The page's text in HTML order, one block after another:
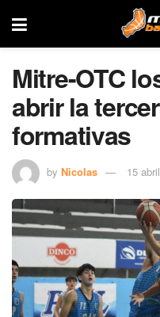
Mitre-OTC
abrir la
formativas
by Nicolas 15